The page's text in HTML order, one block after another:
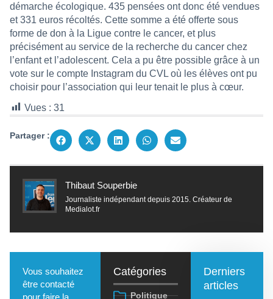
démarche écologique. 435 pensées ont donc été vendues
et 331 euros récoltés. Cette somme a été offerte sous
forme de don à la Ligue contre le cancer, et plus
précisément au service de la recherche du cancer chez
l’enfant et l’adolescent. Cela a pu être possible grâce à un
vote sur le compte Instagram du CVL où les élèves ont pu
choisir pour l’association qui leur tenait le plus à cœur.
Vues : 31
Partager :
Thibaut Souperbie
Journaliste indépendant depuis 2015. Créateur de
Medialot.fr
Vous souhaitez
être contacté
pour faire la
Catégories
Politique
Derniers
articles